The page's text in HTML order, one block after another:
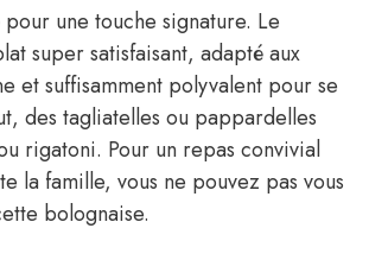
une touche signature. Le
super satisfaisant, adapté aux
et suffisamment polyvalent pour se
des tagliatelles ou pappardelles
rigatoni. Pour un repas convivial
la famille, vous ne pouvez pas vous
bolognaise.